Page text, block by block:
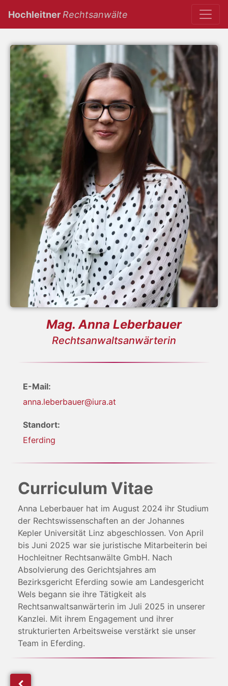
Hochleitner Rechtsanwälte
Mag. Anna Leberbauer
Rechtsanwaltsanwärterin
E-Mail:
anna.leberbauer@iura.at
Standort:
Eferding
Curriculum Vitae
Anna Leberbauer hat im August 2024 ihr Studium
der Rechtswissenschaften an der Johannes
Kepler Universität Linz abgeschlossen. Von April
bis Juni 2025 war sie juristische Mitarbeiterin bei
Hochleitner Rechtsanwälte GmbH. Nach
Absolvierung des Gerichtsjahres am
Bezirksgericht Eferding sowie am Landesgericht
Wels begann sie ihre Tätigkeit als
Rechtsanwaltsanwärterin im Juli 2025 in unserer
Kanzlei. Mit ihrem Engagement und ihrer
strukturierten Arbeitsweise verstärkt sie unser
Team in Eferding.